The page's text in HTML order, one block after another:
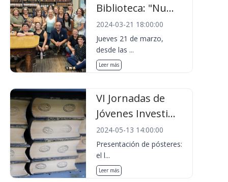
Biblioteca: "Nu...
2024-03-21 18:00:00
Jueves 21 de marzo,
desde las ...
Leer más
VI Jornadas de
Jóvenes Investi...
2024-05-13 14:00:00
Presentación de pósteres:
el l...
Leer más